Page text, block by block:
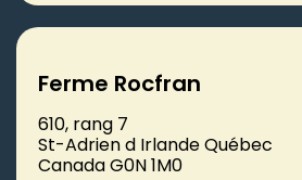
Ferme Rocfran
610, rang 7
St-Adrien d Irlande Québec
Canada G0N 1M0